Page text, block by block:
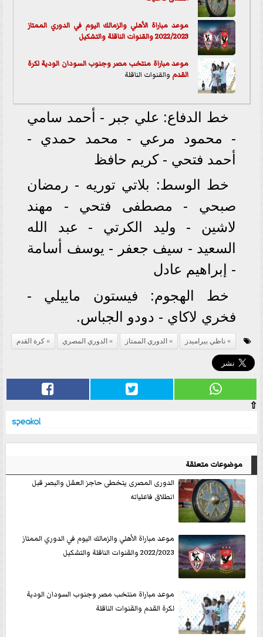
موعد مباراة الأهلي والزمالك اليوم في الدوري الممتاز
2022/2023 والقنوات الناقلة والتشكيل
موعد مباراة منتخب مصر وجنوب السودان الودية لكرة
القدم والقنوات الناقلة
خط الدفاع: علي جبر - أحمد سامي
- محمود مرعي - محمد حمدي -
أحمد فتحي - كريم حافظ
خط الوسط: بلاتي توريه - رمضان
صبحي - مصطفى فتحي - مهند
لاشين - وليد الكرتي - عبد الله
السعيد - سيف جعفر - يوسف أسامة
- إبراهيم عادل
خط الهجوم: فيستون ماييلي -
فخري لاكاي - دودو الجباس.
ناظي بيراميدز الدوري الممتاز الدوري المصري كرة القدم
⇧
موضوعات متعلقة
الدورى المصرى يتخطى حاجز العقل والبصر قبل
انطلاق فاعلياته
موعد مباراة الأهلي والزمالك اليوم في الدوري الممتاز
2022/2023 والقنوات الناقلة والتشكيل
موعد مباراة منتخب مصر وجنوب السودان الودية
لكرة القدم والقنوات الناقلة